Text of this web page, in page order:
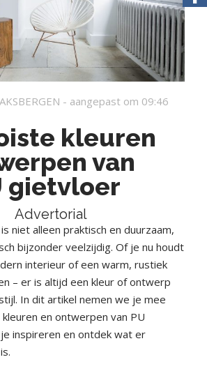
- aangepast om 09:46
kleuren
van
gietvloer
Advertorial
niet alleen praktisch en duurzaam,
bijzonder veelzijdig. Of je nu houdt
interieur of een warm, rustiek
– er is altijd een kleur of ontwerp
In dit artikel nemen we je mee
en ontwerpen van PU
inspireren en ontdek wat er